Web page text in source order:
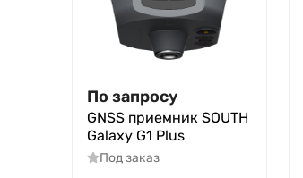
По запросу
GNSS приемник SOUTH
Galaxy G1 Plus
Под заказ